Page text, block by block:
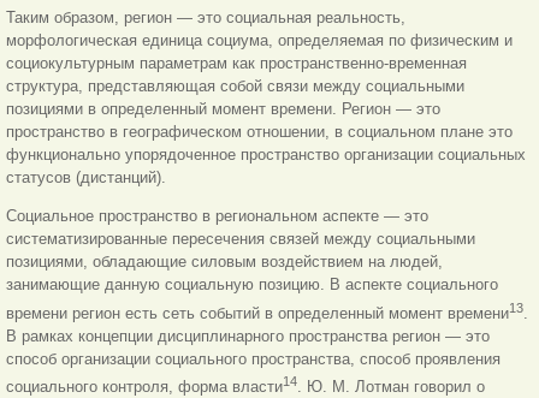
Таким образом, регион — это социальная реальность,
морфологическая единица социума, определяемая по физическим и
социокультурным параметрам как пространственно-временная
структура, представляющая собой связи между социальными
позициями в определенный момент времени. Регион — это
пространство в географическом отношении, в социальном плане это
функционально упорядоченное пространство организации социальных
статусов (дистанций).
Социальное пространство в региональном аспекте — это
систематизированные пересечения связей между социальными
позициями, обладающие силовым воздействием на людей,
занимающие данную социальную позицию. В аспекте социального
времени регион есть сеть событий в определенный момент времени13
В рамках концепции дисциплинарного пространства регион — это
способ организации социального пространства, способ проявления
социального контроля, форма власти14
. Ю. М. Лотман говорил о